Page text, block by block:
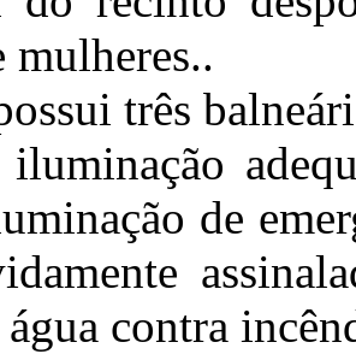
mulheres..
três
de
água contra